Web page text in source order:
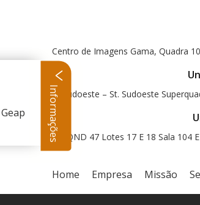
Centro de Imagens Gama, Quadra
Centro Clínico Sudoeste – St. Sudoeste
QND 47 Lotes 17 E 18 Sala 104
Home Empresa Missão
Informações